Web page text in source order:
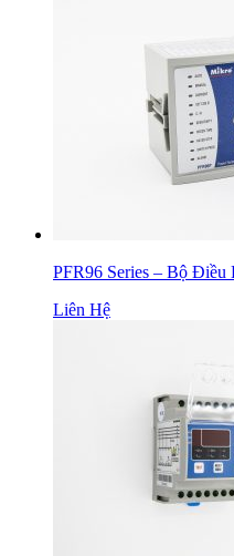
PFR96 Series – Bộ
Liên Hệ